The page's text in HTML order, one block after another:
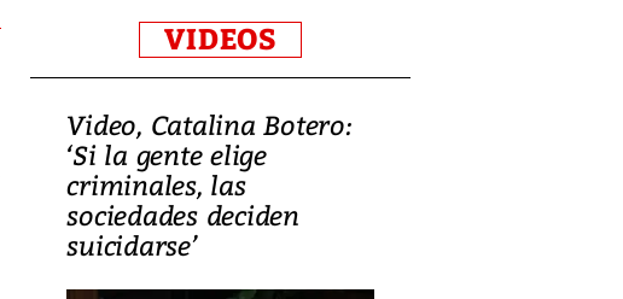
VIDEOS
Video, Catalina Botero:
‘Si la gente elige
criminales, las
sociedades deciden
suicidarse’